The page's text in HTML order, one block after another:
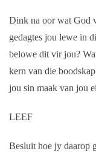
Dink na oor wat God
gedagtes jou lewe in
belowe dit vir jou?
kern van die
jou sin maak van jou
LEEF
Besluit hoe jy daarop